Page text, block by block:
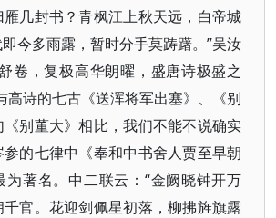
几封书？青枫江上秋天远，白帝城
今多雨露，暂时分手莫踌躇。”吴汝
卷，复极高华朗曜，盛唐诗极盛之
高诗的七古《送浑将军出塞》、《别
别董大》相比，我们不能不说确实
的七律中《奉和中书舍人贾至早朝
为著名。中二联云：“金阙晓钟开万
千官。花迎剑佩星初落，柳拂旌旗露